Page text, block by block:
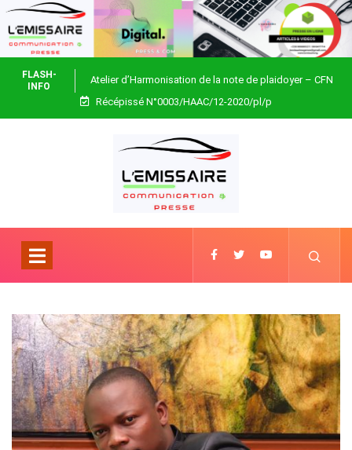
FLASH-
INFO
Atelier d’Harmonisation de la note de plaidoyer – CFN
Togo
Récépissé N°0003/HAAC/12-2020/pl/p